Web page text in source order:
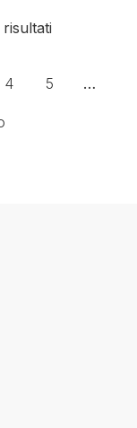
4 5 …